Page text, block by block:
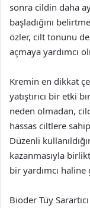
sonra cildin daha
başladığını
özler, cilt tonunu
açmaya yardımcı
Kremin en dikkat
yatıştırıcı bir etki
neden olmadan,
hassas ciltlere
Düzenli
kazanmasıyla
bir yardımcı haline
Bioder Tüy